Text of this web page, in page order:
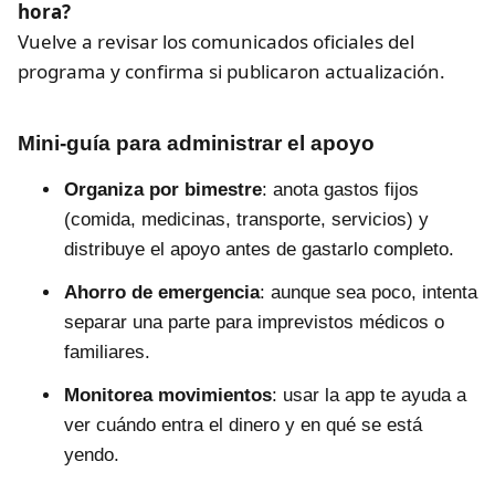
hora?
Vuelve a revisar los comunicados oficiales del
programa y confirma si publicaron actualización.
Mini-guía para administrar el apoyo
Organiza por bimestre: anota gastos fijos
(comida, medicinas, transporte, servicios) y
distribuye el apoyo antes de gastarlo completo.
Ahorro de emergencia: aunque sea poco, intenta
separar una parte para imprevistos médicos o
familiares.
Monitorea movimientos: usar la app te ayuda a
ver cuándo entra el dinero y en qué se está
yendo.